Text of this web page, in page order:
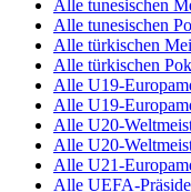
Alle tunesischen
Alle tunesischen
Alle türkischen
Alle türkischen
Alle U19-
Alle U19-
Alle U20-
Alle U20-
Alle U21-
Alle UEFA-